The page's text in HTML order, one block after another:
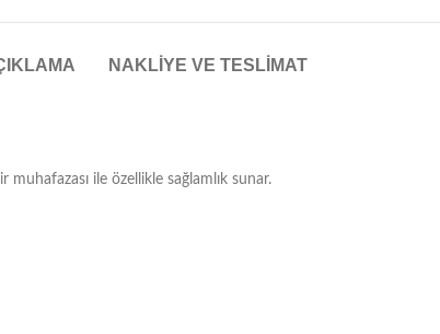
NAKLIYE VE TESLIMAT
ile özellikle sağlamlık sunar.